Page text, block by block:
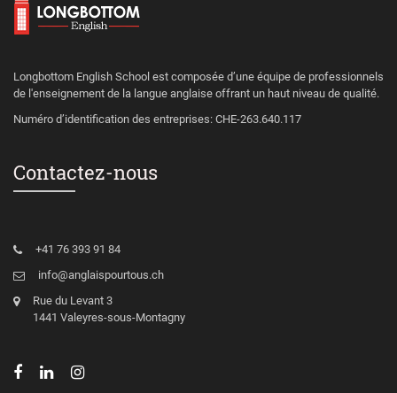
Longbottom English School est composée d’une équipe de professionnels
de l'enseignement de la langue anglaise offrant un haut niveau de qualité.
Numéro d’identification des entreprises: CHE-263.640.117
Contactez-nous
+41 76 393 91 84
info@anglaispourtous.ch
Rue du Levant 3
1441 Valeyres-sous-Montagny